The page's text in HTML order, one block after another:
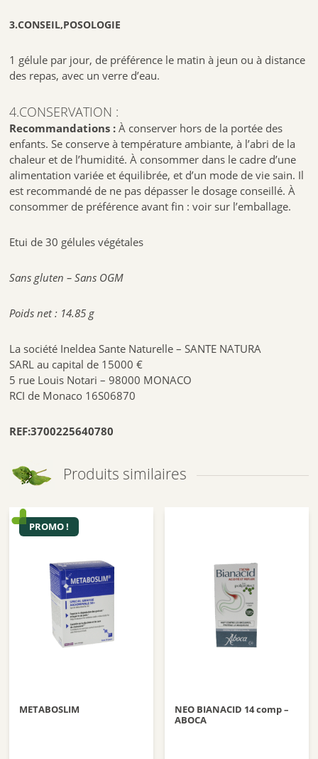
3.CONSEIL,POSOLOGIE
1 gélule par jour, de préférence le matin à jeun ou à distance
des repas, avec un verre d’eau.
4.CONSERVATION :
Recommandations :À conserver hors de la portée des
enfants. Se conserve à température ambiante, à l’abri de la
chaleur et de l’humidité. À consommer dans le cadre d’une
alimentation variée et équilibrée, et d’un mode de vie sain. Il
est recommandé de ne pas dépasser le dosage conseillé. À
consommer de préférence avant fin : voir sur l’emballage.
Etui de 30 gélules végétales
Sans gluten – Sans OGM
Poids net : 14.85 g
La société Ineldea Sante Naturelle – SANTE NATURA
SARL au capital de 15000 €
5 rue Louis Notari – 98000 MONACO
RCI de Monaco 16S06870
REF:3700225640780
Produits similaires
PROMO !
METABOSLIM
NEO BIANACID 14 comp –
ABOCA